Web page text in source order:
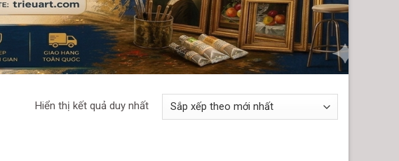
Hiển thị kết quả duy nhất